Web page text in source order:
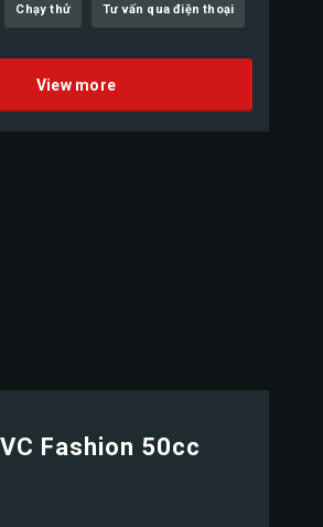
Chạy thử Tư vấn qua điện thoại
View more
Fashion 50cc